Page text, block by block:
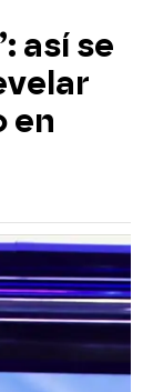
así se
en